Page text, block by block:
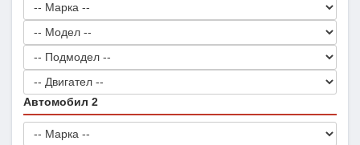
Автомобил 2